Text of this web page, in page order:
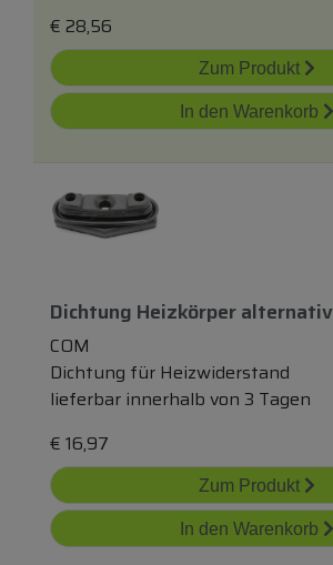
€ 28,56
Zum Produkt
In den Warenkorb
Dichtung Heizkörperalternativ
COM
Dichtung für Heizwiderstand
lieferbar innerhalb von 3 Tagen
€ 16,97
Zum Produkt
In den Warenkorb